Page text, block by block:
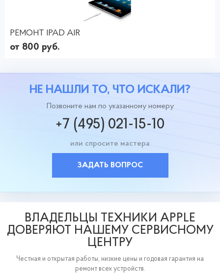
РЕМОНТ IPAD AIR
от 800 руб.
НЕ НАШЛИ ТО, ЧТО ИСКАЛИ?
Позвоните нам по указанному номеру
+7 (495) 021-15-10
или спросите мастера
ЗАДАТЬ ВОПРОС
ВЛАДЕЛЬЦЫ ТЕХНИКИ APPLE
ДОВЕРЯЮТ НАШЕМУ СЕРВИСНОМУ
ЦЕНТРУ
Честная и открытая работы, низкие цены и годовая гарантия на
ремонт всех устройств.